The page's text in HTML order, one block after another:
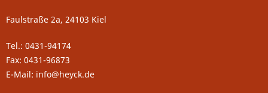
Faulstraße 2a, 24103 Kiel
Tel.: 0431-94174
Fax: 0431-96873
E-Mail: info@heyck.de